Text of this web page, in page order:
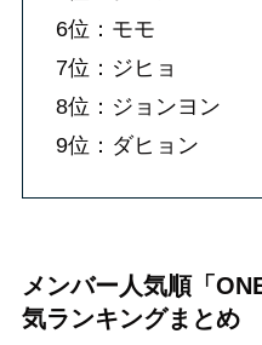
6位：モモ
7位：ジヒョ
8位：ジョンヨン
9位：ダヒョン
メンバー人気順「
気ランキングまとめ